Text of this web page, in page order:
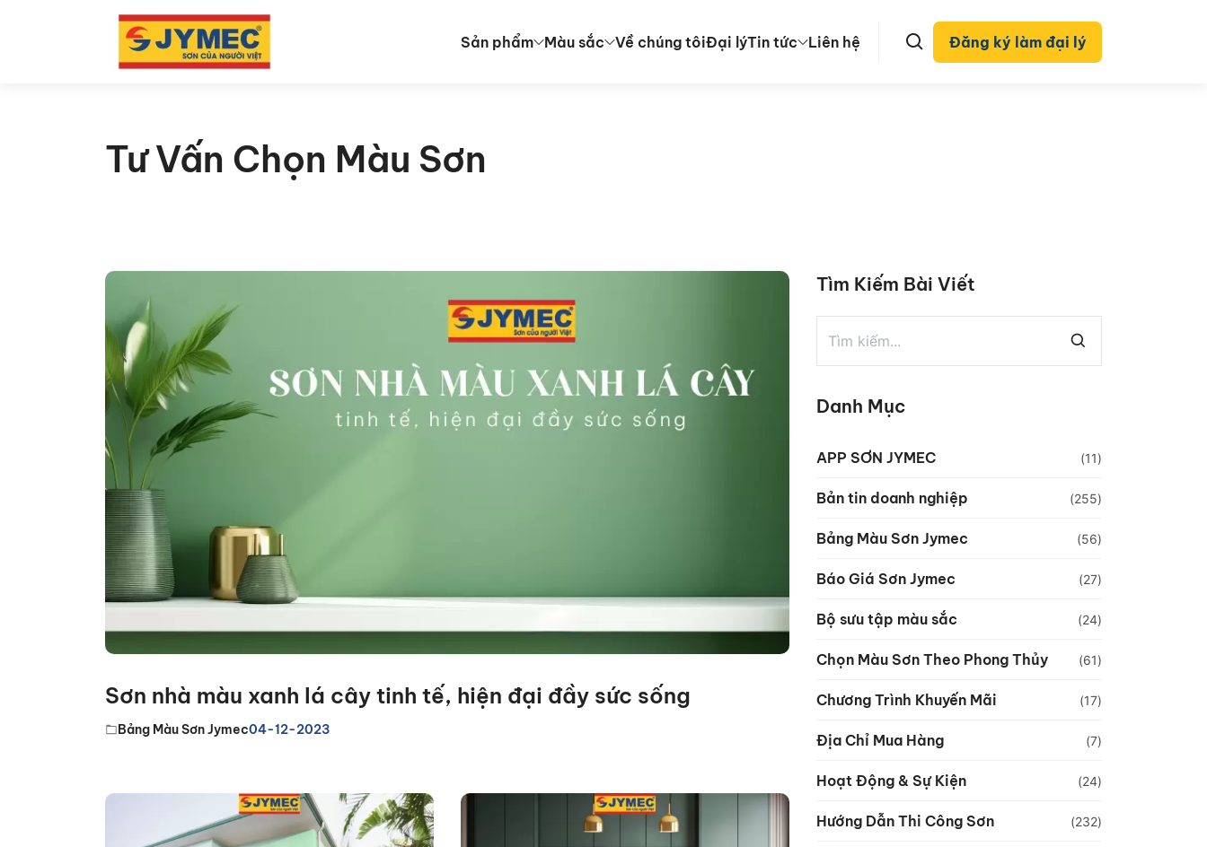
Sản phẩm Màu sắc Về chúng tôiĐại lýTin tức Liên hệ Đăng ký làm đại lý
Tư Vấn Chọn Màu Sơn
Sơn nhà màu xanh lá cây tinh tế, hiện đại đầy sức sống
Bảng Màu Sơn Jymec04-12-2023
Tìm Kiếm Bài Viết
Danh Mục
APP SƠN JYMEC (11)
Bản tin doanh nghiệp (255)
Bảng Màu Sơn Jymec (56)
Báo Giá Sơn Jymec (27)
Bộ sưu tập màu sắc (24)
Chọn Màu Sơn Theo Phong Thủy (61)
Chương Trình Khuyến Mãi (17)
Địa Chỉ Mua Hàng (7)
Hoạt Động & Sự Kiện (24)
Hướng Dẫn Thi Công Sơn (232)